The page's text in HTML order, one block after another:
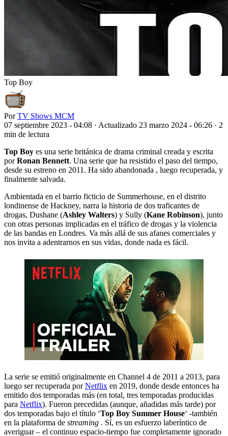
Top Boy
Por TV Shows MCM
07 septiembre 2023 - 04:08 · Actualizado 23 marzo 2024 - 06:26 · 2
min de lectura
Top Boy es una serie británica de drama criminal creada y escrita
porRonan Bennett. Una serie que ha resistido el paso del tiempo,
desde su estreno en 2011. Ha sido abandonada , luego recuperada, y
finalmente salvada.
Ambientada en el barrio ficticio de Summerhouse, en el distrito
londinense de Hackney, narra la historia de dos traficantes de
drogas, Dushane (Ashley Walters) y Sully (Kane Robinson), junto
con otras personas implicadas en el tráfico de drogas y la violencia
de las bandas en Londres. Va más allá de sus afanes comerciales y
nos invita a adentrarnos en sus vidas, donde nada es fácil.
La serie se emitió originalmente en Channel 4 de 2011 a 2013, para
luego ser recuperada porNetflix en 2019, donde desde entonces ha
emitido dos temporadas más (en total, tres temporadas producidas
para Netflix). Fueron precedidas (aunque, añadidas más tarde) por
dos temporadas bajo el título ‘Top Boy Summer House‘ -también
en la plataforma de streaming . Sí, es un esfuerzo laberíntico de
averiguar – el continuo espacio-tiempo fue completamente ignorado